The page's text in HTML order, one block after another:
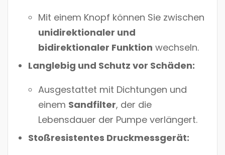
Mit einem Knopf können Sie zwischen
unidirektionaler und
bidirektionaler Funktion wechseln.
Langlebig und Schutz vor Schäden:
Ausgestattet mit Dichtungen und
einem Sandfilter, der die
Lebensdauer der Pumpe verlängert.
Stoßresistentes Druckmessgerät: